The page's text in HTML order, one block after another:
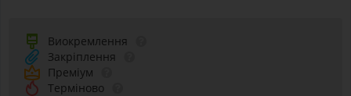
Виокремлення
Закріплення
Преміум
Терміново